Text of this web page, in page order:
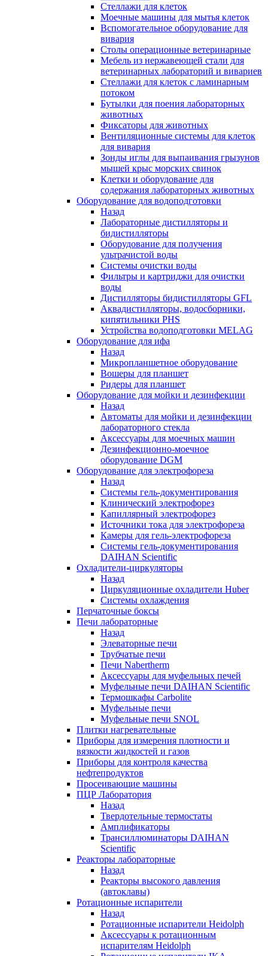
Стеллажи для клеток
Моечные машины для мытья клеток
Вспомогательное оборудование для
вивария
Столы операционные ветеринарные
Мебель из нержавеющей стали для
ветеринарных лабораторий и вивариев
Стеллажи для клеток с ламинарным
потоком
Бутылки для поения лабораторных
животных
Фиксаторы для животных
Вентиляционные системы для клеток
для вивария
Зонды иглы для выпаивания грызунов
мышей крыс морских свинок
Клетки и оборудование для
содержания лабораторных животных
Оборудование для водоподготовки
Назад
Лабораторные дистилляторы и
бидистилляторы
Оборудование для получения
ультрачистой воды
Системы очистки воды
Фильтры и картриджи для очистки
воды
Дистилляторы бидистилляторы GFL
Аквадистилляторы, водосборники,
кипятильники PHS
Устройства водоподготовки MELAG
Оборудование для ифа
Назад
Микропланшетное оборудование
Вошеры для планшет
Ридеры для планшет
Оборудование для мойки и дезинфекции
Назад
Автоматы для мойки и дезинфекции
лабораторного стекла
Аксессуары для моечных машин
Дезинфекционно-моечное
оборудование DGM
Оборудование для электрофореза
Назад
Системы гель-документирования
Клинический электрофорез
Капиллярный электрофорез
Источники тока для электрофореза
Камеры для гель-электрофореза
Системы гель-документирования
DAIHAN Scientific
Охладители-циркуляторы
Назад
Циркуляционные охладители Huber
Системы охлаждения
Перчаточные боксы
Печи лабораторные
Назад
Элеваторные печи
Трубчатые печи
Печи Nabertherm
Аксессуары для муфельных печей
Муфельные печи DAIHAN Scientific
Термошкафы Carbolite
Муфельные печи
Муфельные печи SNOL
Плитки нагревательные
Приборы для измерения плотности и
вязкости жидкостей и газов
Приборы для контроля качества
нефтепродуктов
Просеивающие машины
ПЦР Лаборатория
Назад
Твердотельные термостаты
Амплификаторы
Трансиллюминаторы DAIHAN
Scientific
Реакторы лабораторные
Назад
Реакторы высокого давления
(автоклавы)
Ротационные испарители
Назад
Ротационные испарители Heidolph
Аксессуары к ротационным
испарителям Heidolph